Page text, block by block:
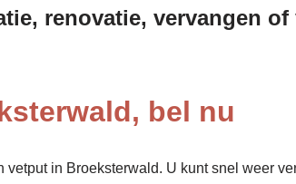
renovatie, vervangen
bel nu
in Broeksterwald. U kunt snel weer